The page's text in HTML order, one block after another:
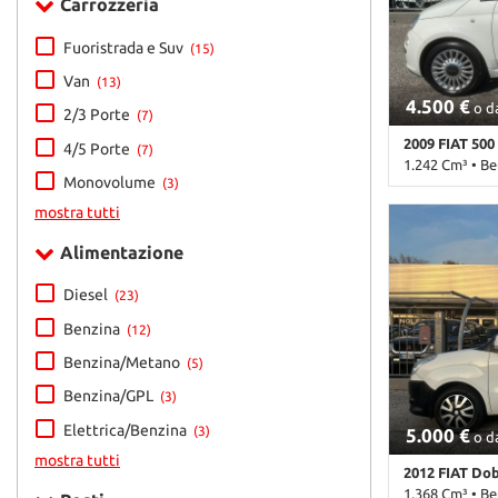
Carrozzeria
Fuoristrada e Suv (15)
Van (13)
2/3 Porte (7)
4/5 Porte (7)
Monovolume (3)
mostra tutti
Alimentazione
Diesel (23)
Benzina (12)
Benzina/Metano (5)
Benzina/GPL (3)
Elettrica/Benzina (3)
mostra tutti
multifunzione
Controllo
elettronico
Controllo
Fendinebbia
Isofix •
posteriore
di parcheggio
Specchietti
parcheggio
Vivavoce •
multifunzione
4.500 €o
2009 FIAT 500
1.242 Cm³ •
226.000 Km •
pastello • 3
• Airbag
Autoradio •
centralizzata
Specchietti
USB •
5.000 €o
2012 FIAT
1.368 Cm³ •
Cookie necessari
Cookie delle preferenze
Cookie analitici
Cookie di marketing